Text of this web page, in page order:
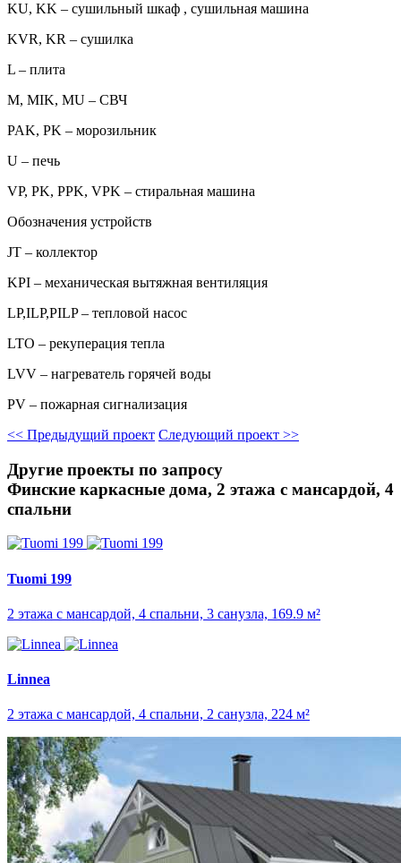
KU, KK – сушильный шкаф , сушильная машина
KVR, KR – сушилка
L – плита
M, MIK, MU – СВЧ
PAK, PK – морозильник
U – печь
VP, PK, PPK, VPK – стиральная машина
Обозначения устройств
JT – коллектор
KPI – механическая вытяжная вентиляция
LP,ILP,PILP – тепловой насос
LTO – рекуперация тепла
LVV – нагреватель горячей воды
PV – пожарная сигнализация
<< Предыдущий проект Следующий проект >>
Другие проекты по запросу
Финские каркасные дома, 2 этажа с мансардой, 4
спальни
Tuomi 199
2 этажа с мансардой, 4 спальни, 3 санузла, 169.9 м²
Linnea
2 этажа с мансардой, 4 спальни, 2 санузла, 224 м²